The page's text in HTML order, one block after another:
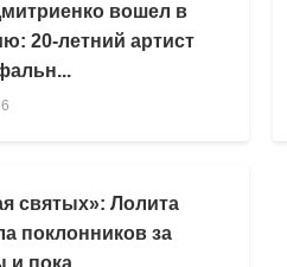
вошел в
20-летний артист
святых»: Лолита
поклонников за